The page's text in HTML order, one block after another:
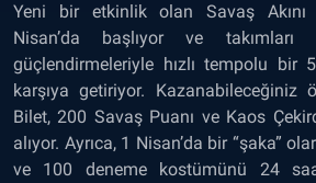
Yeni bir etkinlik olan Savaş Akını
Nisan’da başlıyor ve takımları
güçlendirmeleriyle hızlı tempolu bir
karşıya getiriyor. Kazanabileceğiniz
Bilet, 200 Savaş Puanı ve Kaos
alıyor. Ayrıca, 1 Nisan’da bir “şaka”
ve 100 deneme kostümünü 24